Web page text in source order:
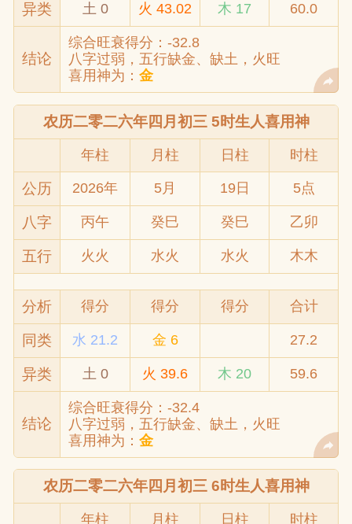
异类 土 0 火 43.02 木 17 60.0
结论
综合旺衰得分：-32.8
八字过弱，五行缺金、缺土，火旺
喜用神为：金
农历二零二六年四月初三 5时生人喜用神
年柱 月柱 日柱 时柱
公历 2026年 5月 19日 5点
八字 丙午 癸巳 癸巳 乙卯
五行 火火 水火 水火 木木
分析 得分 得分 得分 合计
同类 水 21.2 金 6 27.2
异类 土 0 火 39.6 木 20 59.6
结论
综合旺衰得分：-32.4
八字过弱，五行缺金、缺土，火旺
喜用神为：金
农历二零二六年四月初三 6时生人喜用神
年柱 月柱 日柱 时柱